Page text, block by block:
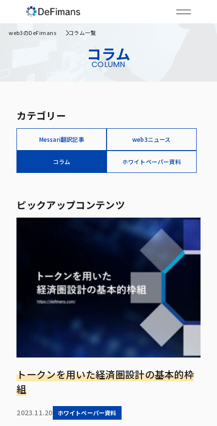
コラム
COLUMN
web3のDeFimans コラム一覧
カテゴリー
Messari翻訳記事 web3ニュース
コラム ホワイトペーパー資料
ピックアップコンテンツ
トークンを用いた経済圏設計の基本的枠
組
2023.11.20 ホワイトペーパー資料